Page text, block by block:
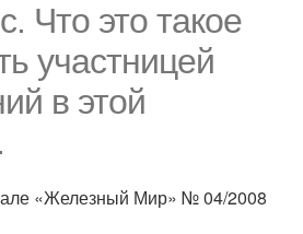
Что это такое
участницей
в этой
«Железный Мир» № 04/2008